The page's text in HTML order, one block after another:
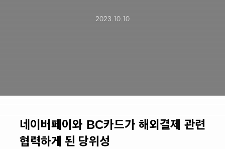
2023.10.10
네이버페이와 BC카드가 해외결제 관련
협력하게 된 당위성